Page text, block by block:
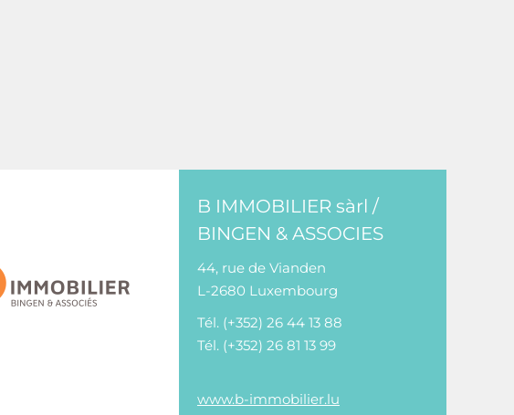
B IMMOBILIER sàrl /
BINGEN & ASSOCIES
44, rue de Vianden
L-2680 Luxembourg
Tél. (+352) 26 44 13 88
Tél. (+352) 26 81 13 99
www.b-immobilier.lu